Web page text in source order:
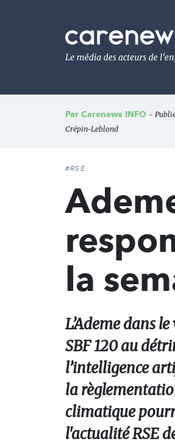
Le
média
de
l'engagement
Par Carenews INFO -
Crépin-Leblond
#RSE
la
L’Ademe dans
SBF 120 au
l’intelligence
la
climatique
l'actualité RSE